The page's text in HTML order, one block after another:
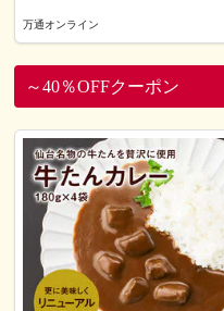
双方向通話 ネットワークカメラ
夜間 録画 広角 スマホ アプリ 遠
万通オンライン
～40％OFFクーポン